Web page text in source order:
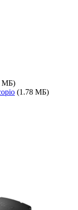
МБ)
(1.78 МБ)